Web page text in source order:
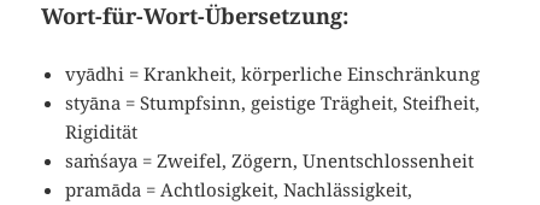
Wort-für-Wort-Übersetzung:
vyādhi = Krankheit, körperliche Einschränkung
styāna = Stumpfsinn, geistige Trägheit, Steifheit,
Rigidität
saṁśaya = Zweifel, Zögern, Unentschlossenheit
pramāda = Achtlosigkeit, Nachlässigkeit,